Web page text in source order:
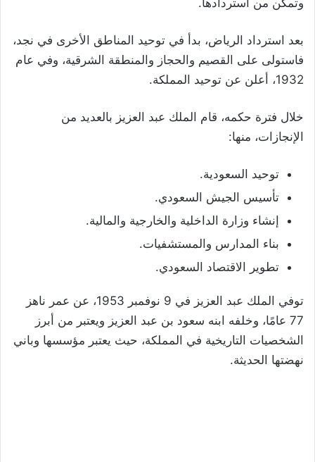
وتمكن من استردادها.
بعد استرداد الرياض، بدأ في توحيد المناطق الأخرى في نجد،
فاستولى على القصيم والحجاز والمنطقة الشرقية، وفي عام
1932، أعلن عن توحيد المملكة.
خلال فترة حكمه، قام الملك عبد العزيز بالعديد من
الإنجازات، منها:
توحيد السعودية.
تأسيس الجيش السعودي.
إنشاء وزارة الداخلية والخارجية والمالية.
بناء المدارس والمستشفيات.
تطوير الاقتصاد السعودي.
توفي الملك عبد العزيز في 9 نوفمبر 1953، عن عمر ناهز
77 عامًا، وخلفه ابنه سعود بن عبد العزيز ويعتبر من أبرز
الشخصيات التاريخية في المملكة، حيث يعتبر مؤسسها وباني
نهضتها الحديثة.